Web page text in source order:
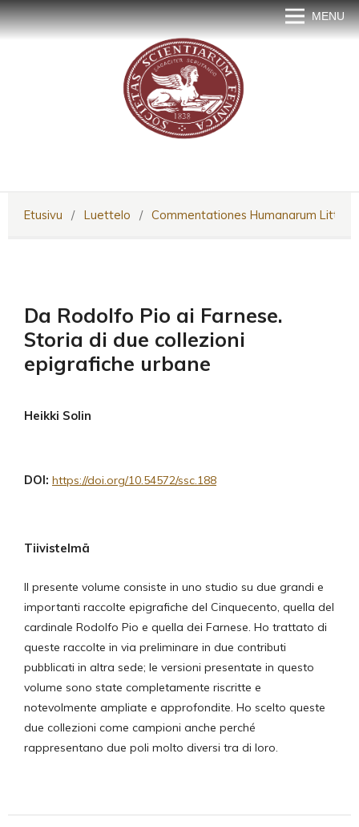
MENU
Etusivu / Luettelo / Commentationes Humanarum
Da Rodolfo Pio ai Farnese.
Storia di due collezioni
epigrafiche urbane
Heikki Solin
DOI: https://doi.org/10.54572/ssc.188
Tiivistelmä
Il presente volume consiste in uno studio su due grandi e
importanti raccolte epigrafiche del Cinquecento, quella del
cardinale Rodolfo Pio e quella dei Farnese. Ho trattato di
queste raccolte in via preliminare in due contributi
pubblicati in altra sede; le versioni presentate in questo
volume sono state completamente riscritte e
notevolmente ampliate e approfondite. Ho scelto queste
due collezioni come campioni anche perché
rappresentano due poli molto diversi tra di loro.